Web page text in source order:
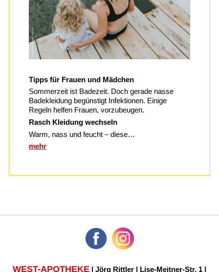
Tipps für Frauen und Mädchen
Sommerzeit ist Badezeit. Doch gerade nasse
Badekleidung begünstigt Infektionen. Einige
Regeln helfen Frauen, vorzubeugen.
Rasch Kleidung wechseln
Warm, nass und feucht – diese…
mehr
WEST-APOTHEKE | Jörg Rittler | Lise-Meitner-Str. 1 |